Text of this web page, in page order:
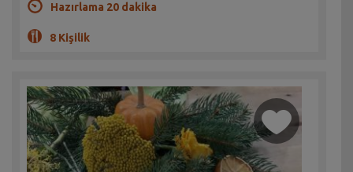
Hazırlama 20 dakika
8 Kişilik